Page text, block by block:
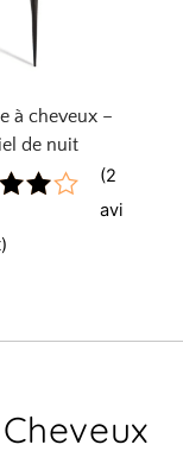
à cheveux –
de nuit
(2
avi